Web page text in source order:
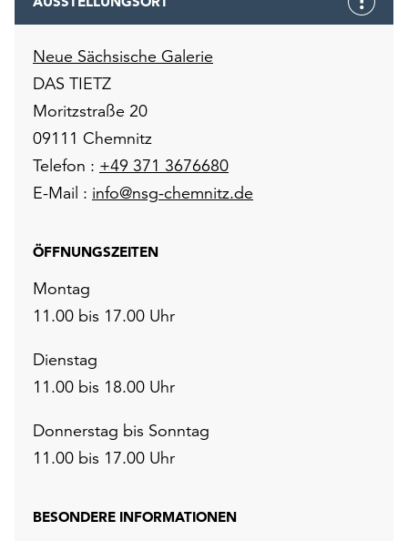
Neue Sächsische Galerie
DAS TIETZ
Moritzstraße 20
09111 Chemnitz
Telefon : +49 371 3676680
E-Mail : info@nsg-chemnitz.de
ÖFFNUNGSZEITEN
Montag
11.00 bis 17.00 Uhr
Dienstag
11.00 bis 18.00 Uhr
Donnerstag bis Sonntag
11.00 bis 17.00 Uhr
BESONDERE INFORMATIONEN